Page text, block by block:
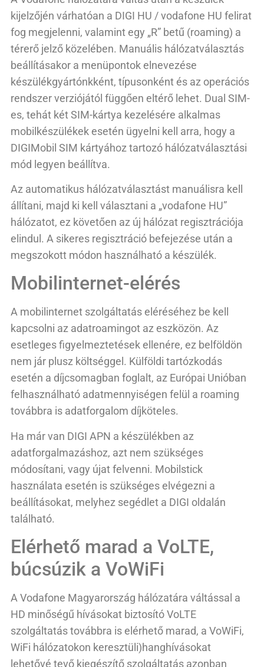
kijelzőjén várhatóan a DIGI HU / vodafone HU felirat
fog megjelenni, valamint egy „R” betű (roaming) a
térerő jelző közelében. Manuális hálózatválasztás
beállításakor a menüpontok elnevezése
készülékgyártónkként, típusonként és az operációs
rendszer verziójától függően eltérő lehet. Dual SIM-
es, tehát két SIM-kártya kezelésére alkalmas
mobilkészülékek esetén ügyelni kell arra, hogy a
DIGIMobil SIM kártyához tartozó hálózatválasztási
mód legyen beállítva.
Az automatikus hálózatválasztást manuálisra kell
állítani, majd ki kell választani a „vodafone HU”
hálózatot, ez követően az új hálózat regisztrációja
elindul. A sikeres regisztráció befejezése után a
megszokott módon használható a készülék.
Mobilinternet-elérés
A mobilinternet szolgáltatás eléréséhez be kell
kapcsolni az adatroamingot az eszközön. Az
esetleges figyelmeztetések ellenére, ez belföldön
nem jár plusz költséggel. Külföldi tartózkodás
esetén a díjcsomagban foglalt, az Európai Unióban
felhasználható adatmennyiségen felül a roaming
továbbra is adatforgalom díjköteles.
Ha már van DIGI APN a készülékben az
adatforgalmazáshoz, azt nem szükséges
módosítani, vagy újat felvenni. Mobilstick
használata esetén is szükséges elvégezni a
beállításokat, melyhez segédlet a DIGI oldalán
található.
Elérhető marad a VoLTE,
búcsúzik a VoWiFi
A Vodafone Magyarország hálózatára váltással a
HD minőségű hívásokat biztosító VoLTE
szolgáltatás továbbra is elérhető marad, a VoWiFi,
WiFi hálózatokon keresztüli)hanghívásokat
lehetővé tevő kiegészítő szolgáltatás azonban